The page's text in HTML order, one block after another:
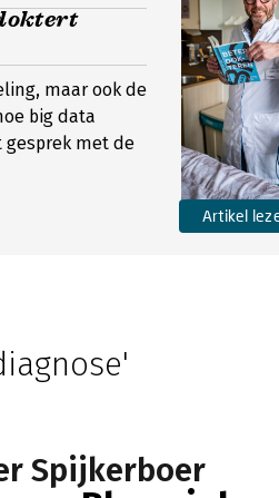
maar ook de
big data
met de
Artikel
Spijkerboer